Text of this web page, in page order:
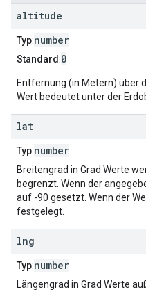
altitude
Typ:number
Standard:0
Entfernung (in Metern) über
Wert bedeutet unter der
lat
Typ:number
Breitengrad in Grad Werte
begrenzt. Wenn der
auf -90 gesetzt. Wenn der
festgelegt.
lng
Typ:number
Längengrad in Grad Werte